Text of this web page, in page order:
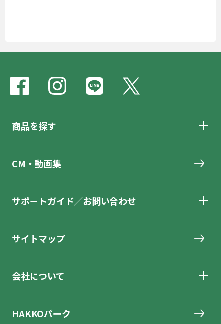
商品を探す
CM・動画集
サポートガイド／お問い合わせ
サイトマップ
会社について
HAKKOパーク